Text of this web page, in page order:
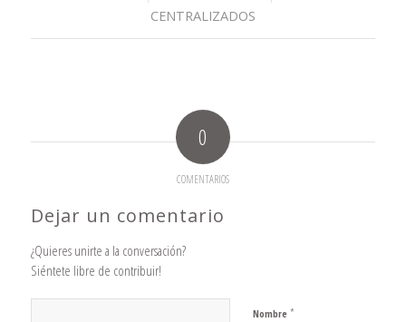
CENTRALIZADOS
0
COMENTARIOS
Dejar un comentario
¿Quieres unirte a la conversación?
Siéntete libre de contribuir!
Nombre *